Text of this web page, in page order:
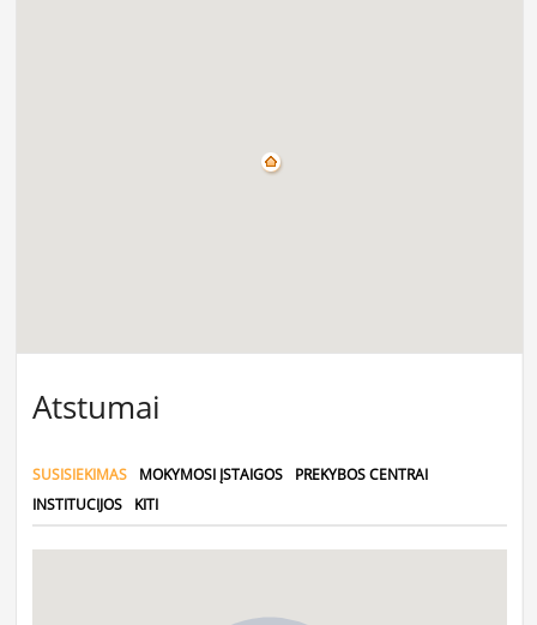
Atstumai
SUSISIEKIMAS MOKYMOSI ĮSTAIGOS
PREKYBOS CENTRAI
INSTITUCIJOS
KITI